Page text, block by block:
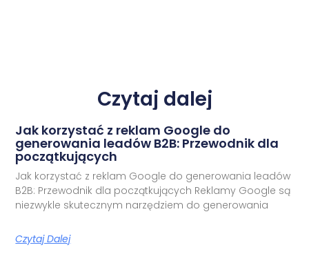
Czytaj dalej
Jak korzystać z reklam Google do
generowania leadów B2B: Przewodnik dla
początkujących
Jak korzystać z reklam Google do generowania leadów
B2B: Przewodnik dla początkujących Reklamy Google są
niezwykle skutecznym narzędziem do generowania
Czytaj Dalej